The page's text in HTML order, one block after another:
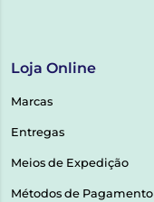
Loja Online
Marcas
Entregas
Meios de Expedição
Métodos de Pagamento